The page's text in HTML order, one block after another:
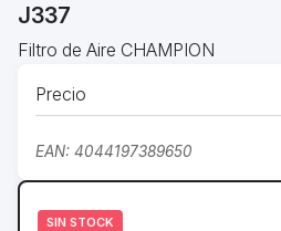
J337
Filtro de Aire CHAMPION
Precio
EAN: 4044197389650
SIN STOCK